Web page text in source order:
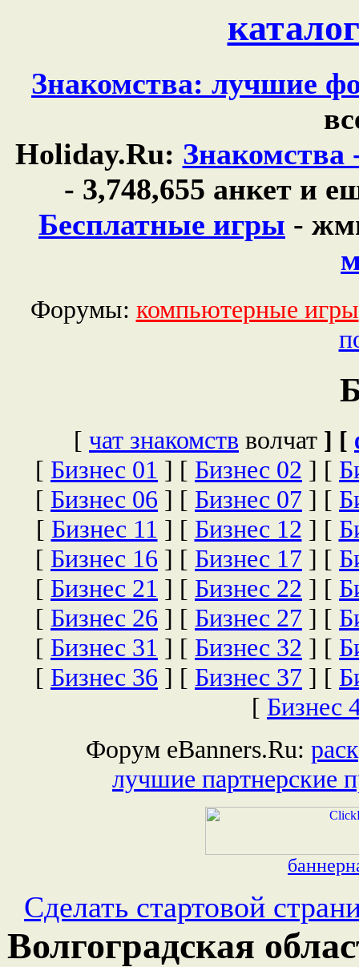
Знакомства: лучшие
Holiday.Ru: Знакомства
- 3,748,655 анкет и
Бесплатные игры -
Форумы: компьютерные игры
[ чат знакомств волчат ] [
[ Бизнес 01 ] [ Бизнес 02 ] [
[ Бизнес 06 ] [ Бизнес 07 ] [
[ Бизнес 11 ] [ Бизнес 12 ] [
[ Бизнес 16 ] [ Бизнес 17 ] [
[ Бизнес 21 ] [ Бизнес 22 ] [
[ Бизнес 26 ] [ Бизнес 27 ] [
[ Бизнес 31 ] [ Бизнес 32 ] [
[ Бизнес 36 ] [ Бизнес 37 ] [
[ Бизнес
Форум eBanners.Ru:
лучшие партнерские
Сделать стартовой
Волгоградская